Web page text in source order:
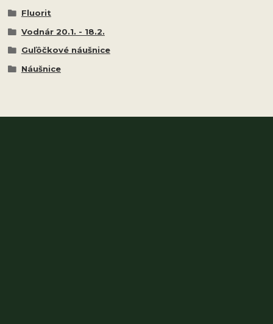
Fluorit
Vodnár 20.1. - 18.2.
Guľôčkové náušnice
Náušnice